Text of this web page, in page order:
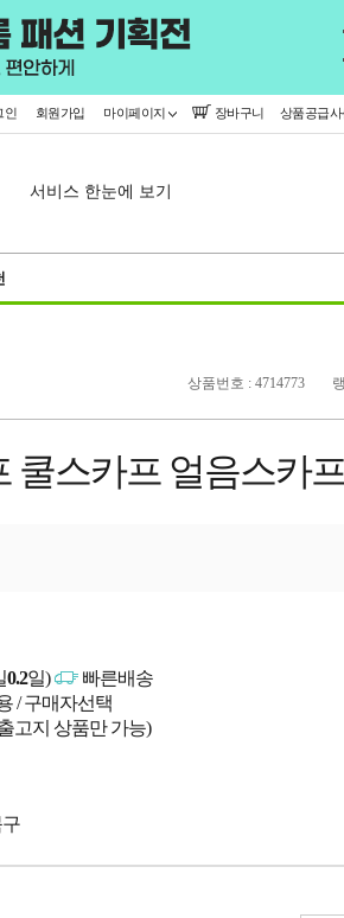
인 회원가입 마이페이지 장바구니 상품공급
서비스 한눈에 보기
상품번호 : 4714773
쿨스카프 얼음스카
0.2일)
빠른배송
/ 구매자선택
고지 상품만 가능)